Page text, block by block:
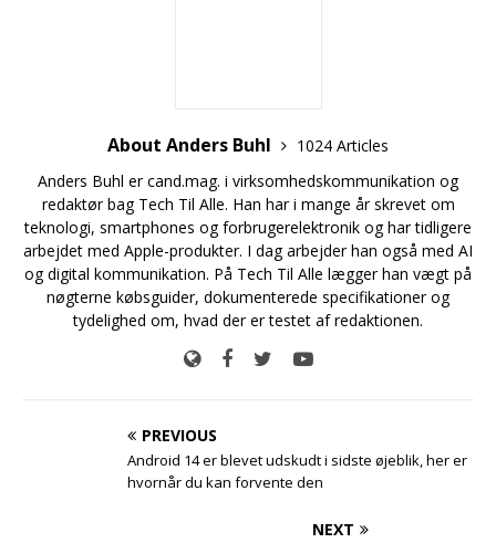
About Anders Buhl
1024 Articles
Anders Buhl er cand.mag. i virksomhedskommunikation og
redaktør bag Tech Til Alle. Han har i mange år skrevet om
teknologi, smartphones og forbrugerelektronik og har tidligere
arbejdet med Apple-produkter. I dag arbejder han også med AI
og digital kommunikation. På Tech Til Alle lægger han vægt på
nøgterne købsguider, dokumenterede specifikationer og
tydelighed om, hvad der er testet af redaktionen.
PREVIOUS
Android 14 er blevet udskudt i sidste øjeblik, her er
hvornår du kan forvente den
NEXT